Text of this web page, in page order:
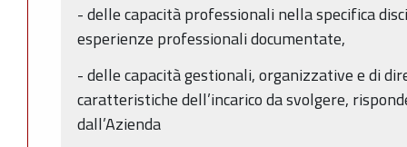
- delle capacità professionali nella specifica
esperienze professionali documentate,
- delle capacità gestionali, organizzative e di
caratteristiche dell’incarico da svolgere,
dall’Azienda